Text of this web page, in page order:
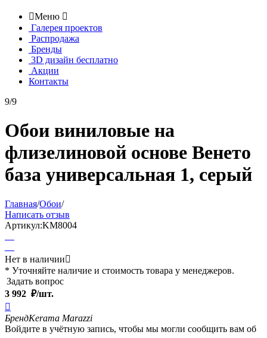
Меню 
Галерея проектов
Распродажа
Бренды
3D дизайн бесплатно
Акции
Контакты
9/9
Обои виниловые на
флизелиновой основе Венето
база универсальная 1, серый
Главная/Обои/
Написать отзыв
Артикул:KM8004
Нет в наличии
* Уточняйте наличие и стоимость товара у менеджеров.
Задать вопрос
3 992 ₽/шт.

БрендKerama Marazzi
Войдите в учётную запись, чтобы мы могли сообщить вам об